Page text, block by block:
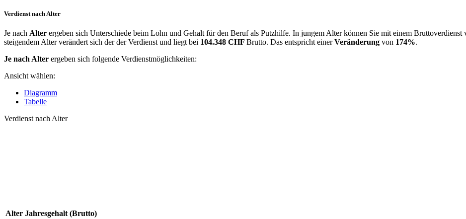
Verdienst nach Alter
Je nach Alter ergeben sich Unterschiede beim Lohn und Gehalt für den Beruf als Putzhilfe. In jungem Alter können Sie mit einem Bruttoverdienst
steigendem Alter verändert sich der der Verdienst und liegt bei 104.348 CHF Brutto. Das entspricht einerVeränderung von 174%.
Je nach Alter ergeben sich folgende Verdienstmöglichkeiten:
Ansicht wählen:
Diagramm
Tabelle
Verdienst nach Alter
Alter Jahresgehalt (Brutto)